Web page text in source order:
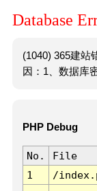
Database
(1040) 365建站
因：1、数据库
PHP Debug
No. File
1
/